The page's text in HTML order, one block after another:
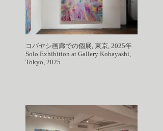
コバヤシ画廊での個展, 東京, 2025年
Solo Exhibition at Gallery Kobayashi,
Tokyo, 2025